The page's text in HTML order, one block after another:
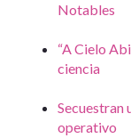
Notables
“A Cielo
ciencia
Secuestran
operativo